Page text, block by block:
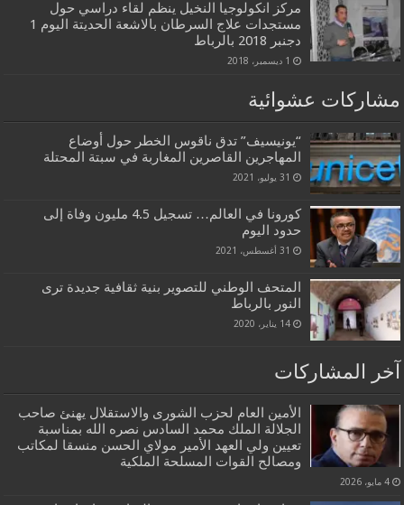
مركز انكولوجيا النخيل ينظم لقاء دراسي حول
مستجدات علاج السرطان بالاشعة الحديتة اليوم 1
دجنبر 2018 بالرباط
1 ديسمبر، 2018
مشاركات عشوائية
“يونيسيف” تدق ناقوس الخطر حول أوضاع
المهاجرين القاصرين المغاربة في سبتة المحتلة
31 يوليو، 2021
كورونا في العالم… تسجيل 4.5 مليون وفاة إلى
حدود اليوم
31 أغسطس، 2021
المتحف الوطني للتصوير بنية ثقافية جديدة ترى
النور بالرباط
14 يناير، 2020
آخر المشاركات
الأمين العام لحزب الشورى والاستقلال يهنئ صاحب
الجلالة الملك محمد السادس نصره الله بمناسبة
تعيين ولي العهد الأمير مولاي الحسن منسقا لمكاتب
ومصالح القوات المسلحة الملكية
4 مايو، 2026